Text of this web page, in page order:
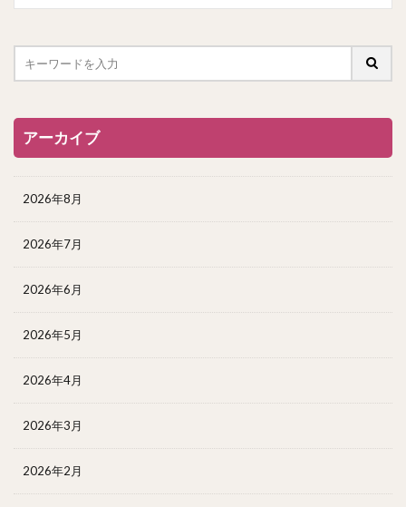
アーカイブ
2026年8月
2026年7月
2026年6月
2026年5月
2026年4月
2026年3月
2026年2月